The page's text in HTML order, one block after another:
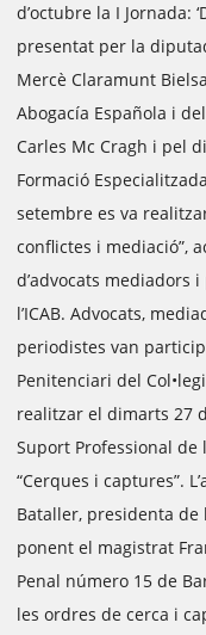
d’octubre la I Jornada:
presentat per la
Mercè Claramunt
Abogacía Española i
Carles Mc Cragh i pel
Formació
setembre es va
conflictes i mediació”,
d’advocats mediadors
l’ICAB. Advocats,
periodistes van
Penitenciari del
realitzar el dimarts 27
Suport Professional de
“Cerques i captures”.
Bataller, presidenta de
ponent el magistrat
Penal número 15 de
les ordres de cerca i